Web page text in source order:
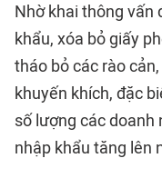
Nhờ khai thông vấn
khẩu, xóa bỏ giấy
tháo bỏ các rào
khuyến khích, đặc
số lượng các
nhập khẩu tăng lên